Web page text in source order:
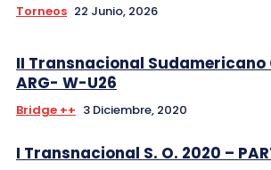
Torneos 22 Junio, 2026
II Transnacional Sudamericano
ARG- W-U26
Bridge ++ 3 Diciembre, 2020
I Transnacional S. O. 2020 –